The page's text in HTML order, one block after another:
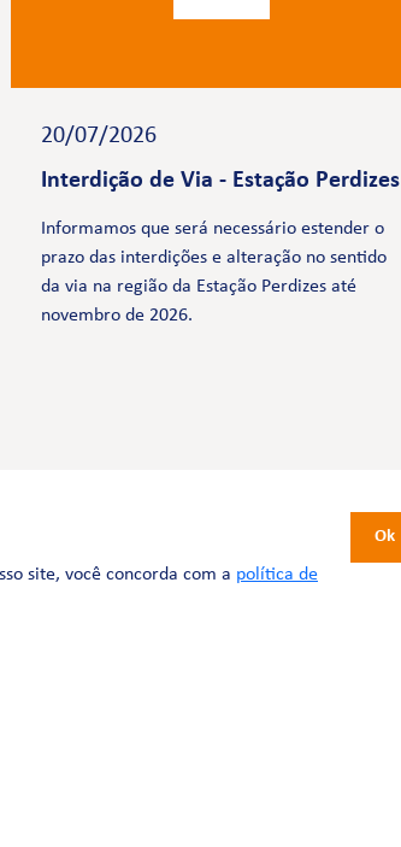
20/07/2026
Interdição de Via - Estação Perdizes
Informamos que será necessário estender o
prazo das interdições e alteração no sentido
da via na região da Estação Perdizes até
novembro de 2026.
site, você concorda com a política de
Ok